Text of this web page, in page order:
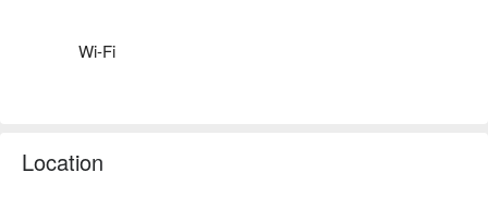
立刻查看⬇︎
Wi-Fi
Location